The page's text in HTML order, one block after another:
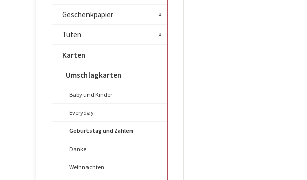
Geschenkpapier
Tüten
Karten
Umschlagkarten
Baby und Kinder
Everyday
Geburtstag und Zahlen
Danke
Weihnachten